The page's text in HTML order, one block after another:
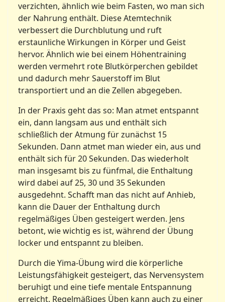
verzichten, ähnlich wie beim Fasten, wo man sich
der Nahrung enthält. Diese Atemtechnik
verbessert die Durchblutung und ruft
erstaunliche Wirkungen in Körper und Geist
hervor. Ähnlich wie bei einem Höhentraining
werden vermehrt rote Blutkörperchen gebildet
und dadurch mehr Sauerstoff im Blut
transportiert und an die Zellen abgegeben.
In der Praxis geht das so: Man atmet entspannt
ein, dann langsam aus und enthält sich
schließlich der Atmung für zunächst 15
Sekunden. Dann atmet man wieder ein, aus und
enthält sich für 20 Sekunden. Das wiederholt
man insgesamt bis zu fünfmal, die Enthaltung
wird dabei auf 25, 30 und 35 Sekunden
ausgedehnt. Schafft man das nicht auf Anhieb,
kann die Dauer der Enthaltung durch
regelmäßiges Üben gesteigert werden. Jens
betont, wie wichtig es ist, während der Übung
locker und entspannt zu bleiben.
Durch die Yima-Übung wird die körperliche
Leistungsfähigkeit gesteigert, das Nervensystem
beruhigt und eine tiefe mentale Entspannung
erreicht. Regelmäßiges Üben kann auch zu einer